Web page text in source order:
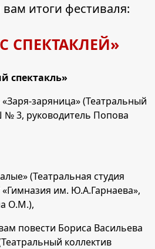
итоги фестиваля:
СПЕКТАКЛЕЙ»
спектакль»
заряница» (Театральный
3, руководитель Попова
(Театральная студия
им. Ю.А.Гарнаева»,
О.М.),
повести Бориса Васильева
коллектив